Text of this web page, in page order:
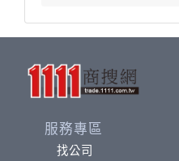
服務專區
找公司